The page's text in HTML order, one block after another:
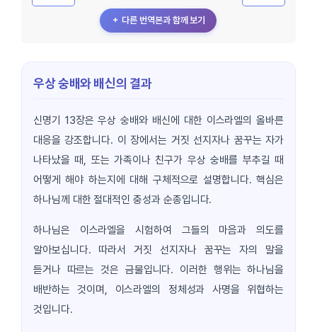
＋ 다른 번역본과 함께 보기
우상 숭배와 배신의 결과
신명기 13장은 우상 숭배와 배신에 대한 이스라엘의 올바른
대응을 강조합니다. 이 장에서는 거짓 선지자나 꿈꾸는 자가
나타났을 때, 또는 가족이나 친구가 우상 숭배를 부추길 때
어떻게 해야 하는지에 대해 구체적으로 설명합니다. 핵심은
하나님께 대한 절대적인 충성과 순종입니다.
하나님은 이스라엘을 시험하여 그들의 마음과 의도를
알아보십니다. 따라서 거짓 선지자나 꿈꾸는 자의 말을
듣거나 따르는 것은 금물입니다. 이러한 행위는 하나님을
배반하는 것이며, 이스라엘의 정체성과 사명을 위협하는
것입니다.